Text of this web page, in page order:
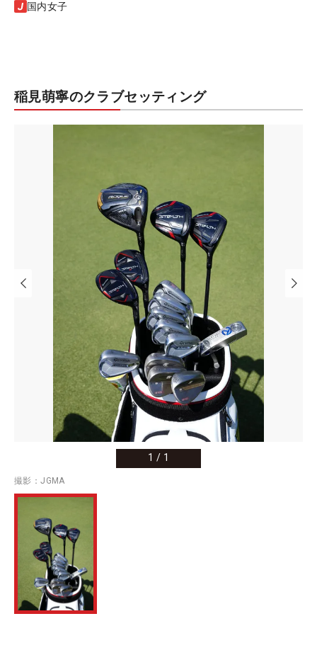
国内女子
稲見萌寧のクラブセッティング
1 / 1
撮影：JGMA